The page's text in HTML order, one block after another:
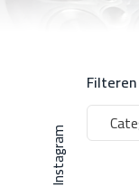
Instagram